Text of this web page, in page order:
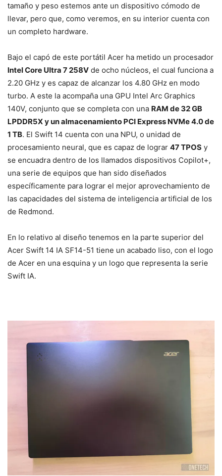
tamaño y peso estemos ante un dispositivo cómodo de
llevar, pero que, como veremos, en su interior cuenta con
un completo hardware.
Bajo el capó de este portátil Acer ha metido un procesador
Intel Core Ultra 7 258V de ocho núcleos, el cual funciona a
2.20 GHz y es capaz de alcanzar los 4.80 GHz en modo
turbo. A este la acompaña una GPU Intel Arc Graphics
140V, conjunto que se completa con una RAM de 32 GB
LPDDR5X y un almacenamiento PCI Express NVMe 4.0 de
1 TB. El Swift 14 cuenta con una NPU, o unidad de
procesamiento neural, que es capaz de lograr 47 TPOS y
se encuadra dentro de los llamados dispositivos Copilot+,
una serie de equipos que han sido diseñados
específicamente para lograr el mejor aprovechamiento de
las capacidades del sistema de inteligencia artificial de los
de Redmond.
En lo relativo al diseño tenemos en la parte superior del
Acer Swift 14 IA SF14-51 tiene un acabado liso, con el logo
de Acer en una esquina y un logo que representa la serie
Swift IA.